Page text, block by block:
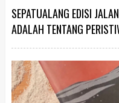
SEPATUALANG EDISI
ADALAH TENTANG